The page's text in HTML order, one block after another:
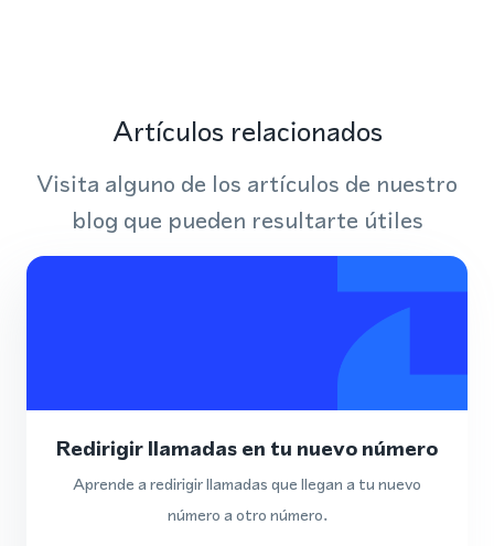
Artículos relacionados
Visita alguno de los artículos de nuestro
blog que pueden resultarte útiles
Redirigir llamadas en tu nuevo número
Aprende a redirigir llamadas que llegan a tu nuevo
número a otro número.